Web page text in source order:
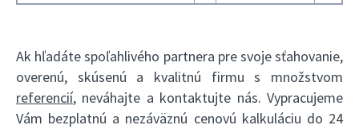
Ak hľadáte spoľahlivého partnera pre svoje sťahovanie,
overenú, skúsenú a kvalitnú firmu s množstvom
referencií, neváhajte a kontaktujte nás. Vypracujeme
Vám bezplatnú a nezáväznú cenovú kalkuláciu do 24